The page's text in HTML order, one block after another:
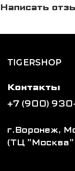
Написать
TIGERSHOP
Контакты
+7 (900)
г.Воронеж,
(ТЦ "Москва"